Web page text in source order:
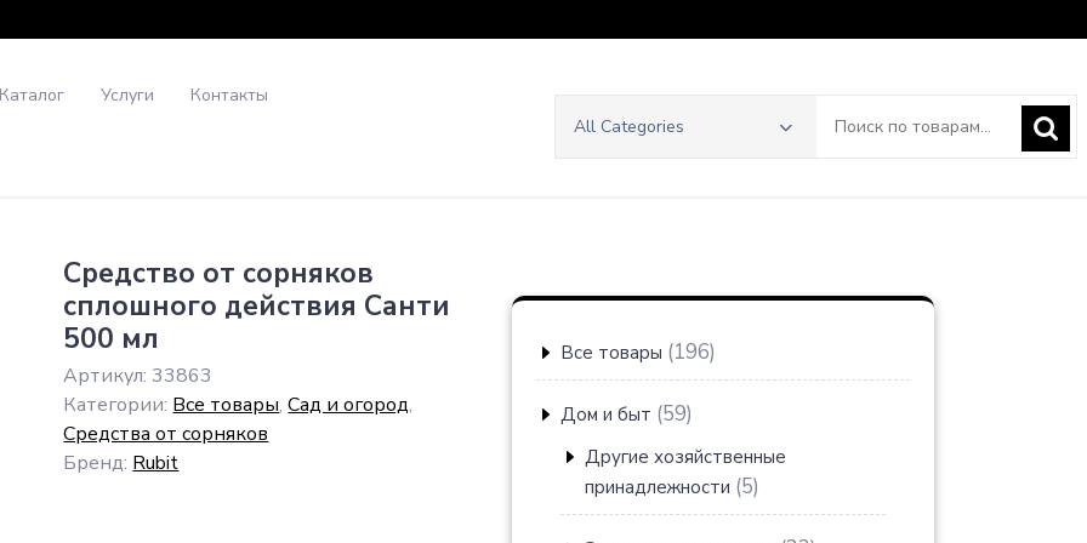
Каталог Услуги
Контакты
All Categories
Средство от сорняков
сплошного действия Санти
500 мл
Артикул: 33863
Категории: Все товары,Сад и огород,
Средства от сорняков
Бренд: Rubit
Все товары 196196
товаров
Дом и быт 5959
товаров
Другие хозяйственные
принадлежности 55
товаров